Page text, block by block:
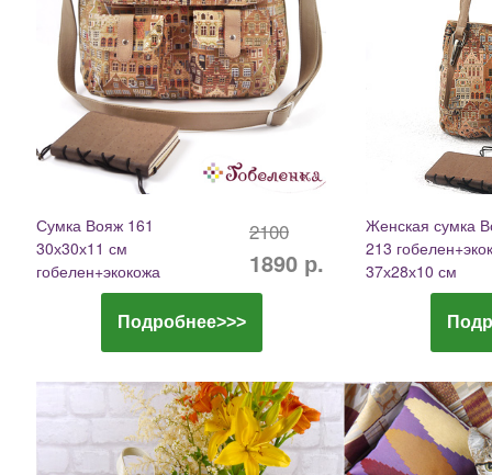
Сумка Вояж 161
30х30х11 см
гобелен+экокожа
2100
1890 р.
Подробнее>>>
Женская сумка
213
37х28х10 см